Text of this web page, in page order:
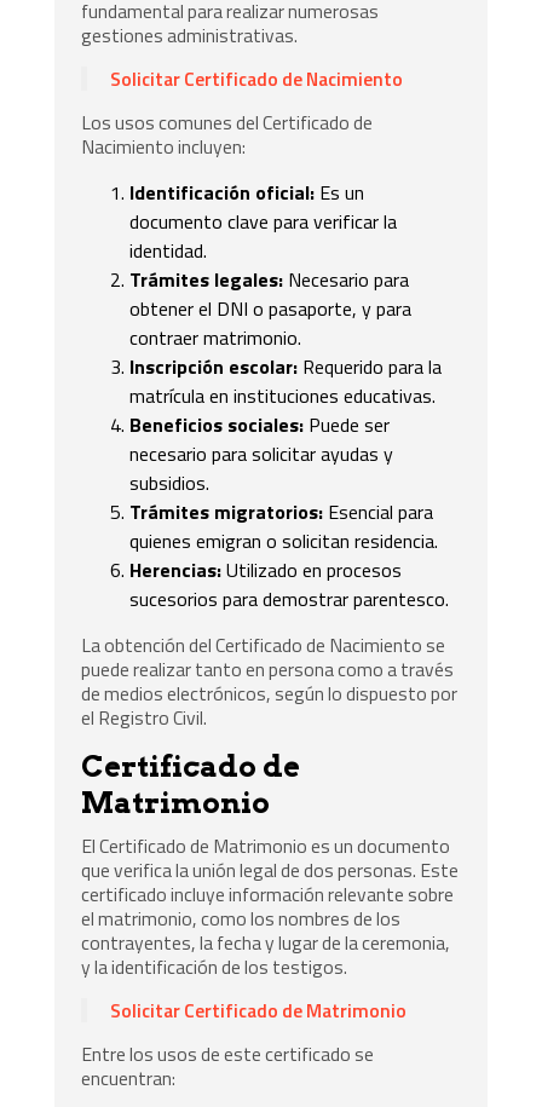
fundamental para realizar numerosas
gestiones administrativas.
Solicitar Certificado de Nacimiento
Los usos comunes del Certificado de
Nacimiento incluyen:
Identificación oficial: Es un
documento clave para verificar la
identidad.
Trámites legales: Necesario para
obtener el DNI o pasaporte, y para
contraer matrimonio.
Inscripción escolar: Requerido para la
matrícula en instituciones educativas.
Beneficios sociales: Puede ser
necesario para solicitar ayudas y
subsidios.
Trámites migratorios: Esencial para
quienes emigran o solicitan residencia.
Herencias:Utilizado en procesos
sucesorios para demostrar parentesco.
La obtención del Certificado de Nacimiento se
puede realizar tanto en persona como a través
de medios electrónicos, según lo dispuesto por
el Registro Civil.
Certificado de
Matrimonio
El Certificado de Matrimonio es un documento
que verifica la unión legal de dos personas. Este
certificado incluye información relevante sobre
el matrimonio, como los nombres de los
contrayentes, la fecha y lugar de la ceremonia,
y la identificación de los testigos.
Solicitar Certificado de Matrimonio
Entre los usos de este certificado se
encuentran: